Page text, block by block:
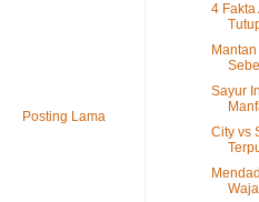
Posting Lama
4
Sayur
City vs